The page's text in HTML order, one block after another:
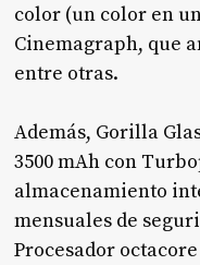
color (un color en
Cinemagraph, que
entre otras.
Además, Gorilla
3500 mAh con
almacenamiento
mensuales de
Procesador